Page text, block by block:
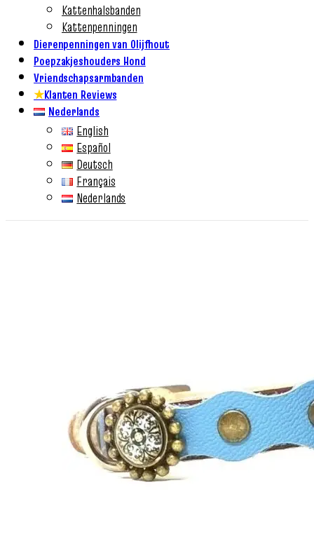
Kattenhalsbanden
Kattenpenningen
Dierenpenningen van Olijfhout
Poepzakjeshouders Hond
Vriendschapsarmbanden
★Klanten Reviews
Nederlands
English
Español
Deutsch
Français
Nederlands